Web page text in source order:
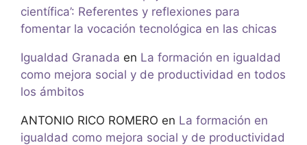
científica’: Referentes y reflexiones para
fomentar la vocación tecnológica en las chicas
Igualdad Granada en La formación en igualdad
como mejora social y de productividad en todos
los ámbitos
ANTONIO RICO ROMERO en La formación en
igualdad como mejora social y de productividad